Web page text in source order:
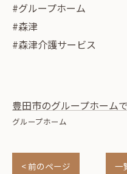
#グループホーム
#森津
#森津介護サービス
豊田市のグループホーム
グループホーム
< 前のページ 一